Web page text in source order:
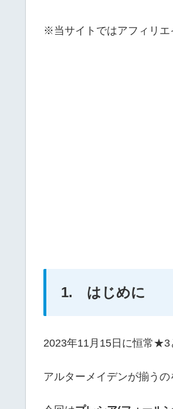
※当サイトではアフィリエ
1. はじめに
2023年11月15日に恒常★3
アルターメイデンが揃う